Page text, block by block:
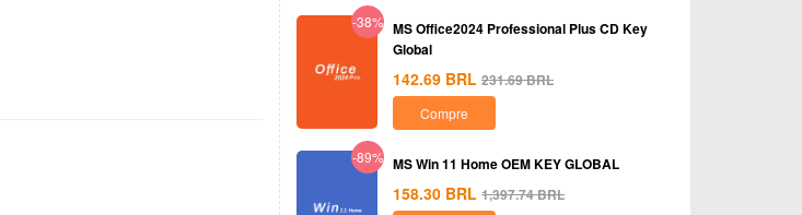
-38% MS Office2024 Professional Plus CD Key
Global
142.69 BRL 231.69BRL
Compre
-89% MS Win 11 Home OEM KEY GLOBAL
158.30 BRL 1,397.74BRL